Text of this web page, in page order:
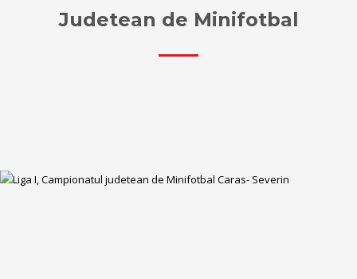
Judetean de Minifotbal